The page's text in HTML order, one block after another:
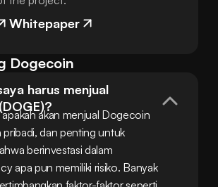
Whitepaper
Dogecoin
harus menjual
akan menjual Dogecoin
pribadi, dan penting untuk
berinvestasi dalam
apa pun memiliki risiko. Banyak